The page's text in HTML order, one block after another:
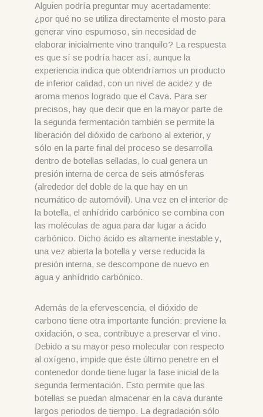
Alguien podría preguntar muy acertadamente:
¿por qué no se utiliza directamente el mosto para
generar vino espumoso, sin necesidad de
elaborar inicialmente vino tranquilo? La respuesta
es que sí se podría hacer así, aunque la
experiencia indica que obtendríamos un producto
de inferior calidad, con un nivel de acidez y de
aroma menos logrado que el Cava. Para ser
precisos, hay que decir que en la mayor parte de
la segunda fermentación también se permite la
liberación del dióxido de carbono al exterior, y
sólo en la parte final del proceso se desarrolla
dentro de botellas selladas, lo cual genera un
presión interna de cerca de seis atmósferas
(alrededor del doble de la que hay en un
neumático de automóvil). Una vez en el interior de
la botella, el anhídrido carbónico se combina con
las moléculas de agua para dar lugar a ácido
carbónico. Dicho ácido es altamente inestable y,
una vez abierta la botella y verse reducida la
presión interna, se descompone de nuevo en
agua y anhídrido carbónico.
Además de la efervescencia, el dióxido de
carbono tiene otra importante función: previene la
oxidación, o sea, contribuye a preservar el vino.
Debido a su mayor peso molecular con respecto
al oxígeno, impide que éste último penetre en el
contenedor donde tiene lugar la fase inicial de la
segunda fermentación. Esto permite que las
botellas se puedan almacenar en la cava durante
largos periodos de tiempo. La degradación sólo